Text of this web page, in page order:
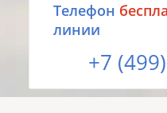
Tелефон
линии
+7